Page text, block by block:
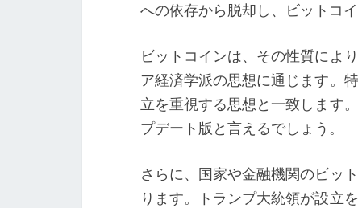
への依存から脱却し、ビットコ
ビットコインは、その性質によ
ア経済学派の思想に通じます。
立を重視する思想と一致します
プデート版と言えるでしょう。
さらに、国家や金融機関のビッ
ります。トランプ大統領が設立